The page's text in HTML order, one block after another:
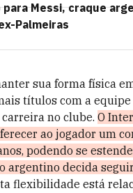
Messi, craque
Palmeiras
sua forma física
títulos com a equipe
no clube. O
ao jogador um
podendo se
argentino decida
flexibilidade está